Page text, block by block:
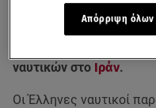
ναυτικών στο Ιράν.
Οι Έλληνες ναυτικοί
Απόρριψη όλων